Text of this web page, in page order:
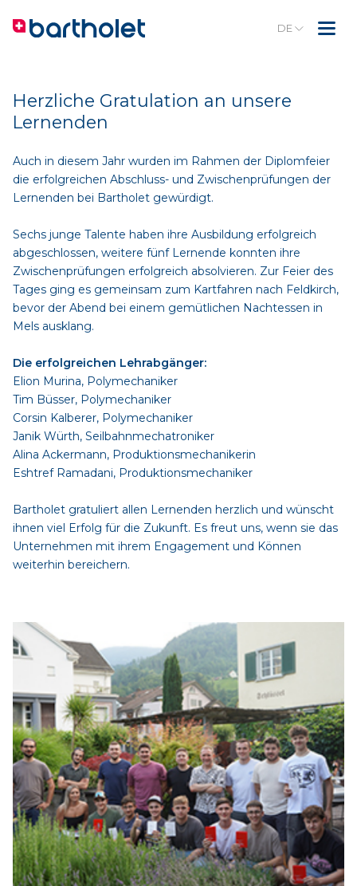
DE
Herzliche Gratulation an unsere
Lernenden
Auch in diesem Jahr wurden im Rahmen der Diplomfeier
die erfolgreichen Abschluss- und Zwischenprüfungen der
Lernenden bei Bartholet gewürdigt.
Sechs junge Talente haben ihre Ausbildung erfolgreich
abgeschlossen, weitere fünf Lernende konnten ihre
Zwischenprüfungen erfolgreich absolvieren. Zur Feier des
Tages ging es gemeinsam zum Kartfahren nach Feldkirch,
bevor der Abend bei einem gemütlichen Nachtessen in
Mels ausklang.
Die erfolgreichen Lehrabgänger:
Elion Murina, Polymechaniker
Tim Büsser, Polymechaniker
Corsin Kalberer, Polymechaniker
Janik Würth, Seilbahnmechatroniker
Alina Ackermann, Produktionsmechanikerin
Eshtref Ramadani, Produktionsmechaniker
Bartholet gratuliert allen Lernenden herzlich und wünscht
ihnen viel Erfolg für die Zukunft. Es freut uns, wenn sie das
Unternehmen mit ihrem Engagement und Können
weiterhin bereichern.